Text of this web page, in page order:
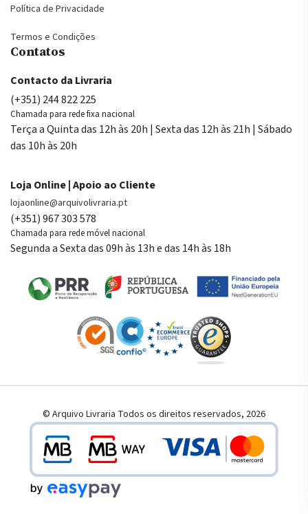
Política de Privacidade
Termos e Condições
Contatos
Contacto da Livraria
(+351) 244 822 225
Chamada para rede fixa nacional
Terça a Quinta das 12h às 20h | Sexta das 12h às 21h | Sábado
das 10h às 20h
Loja Online | Apoio ao Cliente
lojaonline@arquivolivraria.pt
(+351) 967 303 578
Chamada para rede móvel nacional
Segunda a Sexta das 09h às 13h e das 14h às 18h
© Arquivo Livraria Todos os direitos reservados, 2026